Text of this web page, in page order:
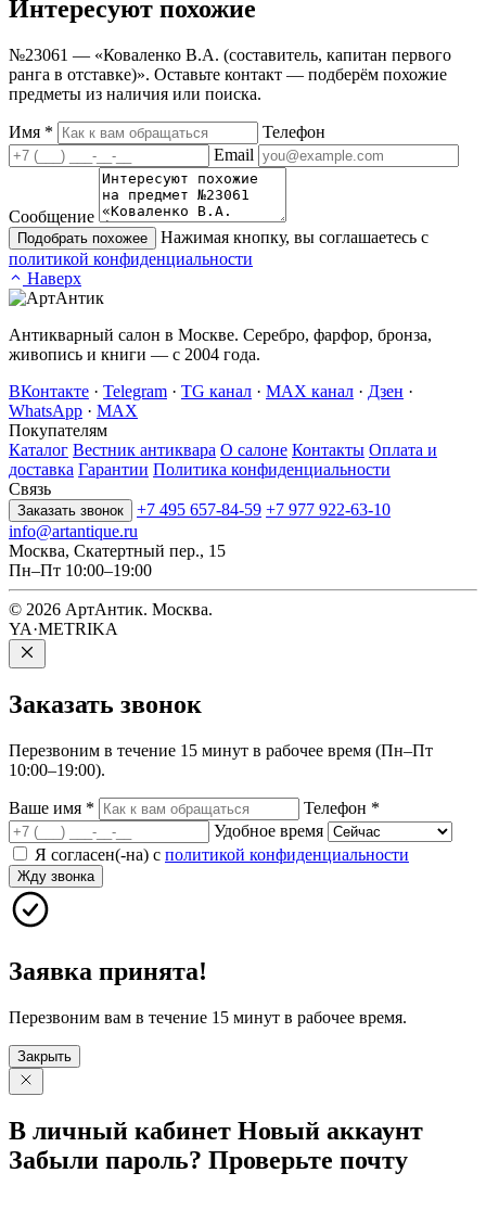
Интересуют похожие
№23061 — «Коваленко В.А. (составитель, капитан первого
ранга в отставке)». Оставьте контакт — подберём похожие
предметы из наличия или поиска.
Имя *
Телефон
Email
Сообщение
Подобрать похожее
Нажимая кнопку, вы соглашаетесь с
политикой конфиденциальности
Наверх
Антикварный салон в Москве. Серебро, фарфор, бронза,
живопись и книги — с 2004 года.
ВКонтакте · Telegram · TG канал · MAX канал · Дзен ·
WhatsApp · MAX
Покупателям
Каталог Вестник антиквара О салоне Контакты Оплата и
доставка Гарантии Политика конфиденциальности
Связь
Заказать звонок +7 495 657-84-59 +7 977 922-63-10
info@artantique.ru
Москва, Скатертный пер., 15
Пн–Пт 10:00–19:00
© 2026 АртАнтик. Москва.
YA·METRIKA
Заказать звонок
Перезвоним в течение 15 минут в рабочее время (Пн–Пт
10:00–19:00).
Ваше имя * Телефон *
Удобное время
Я согласен(-на) с политикой конфиденциальности
Жду звонка
Заявка принята!
Перезвоним вам в течение 15 минут в рабочее время.
Закрыть
В личный кабинет Новый аккаунт
Забыли пароль? Проверьте почту